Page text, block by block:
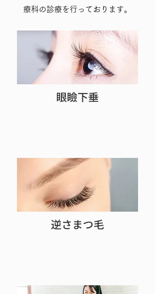
療科の診療を行っております。
眼瞼下垂
逆さまつ毛